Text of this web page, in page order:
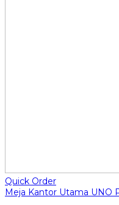
Quick Order
Meja Kantor Utama UNO